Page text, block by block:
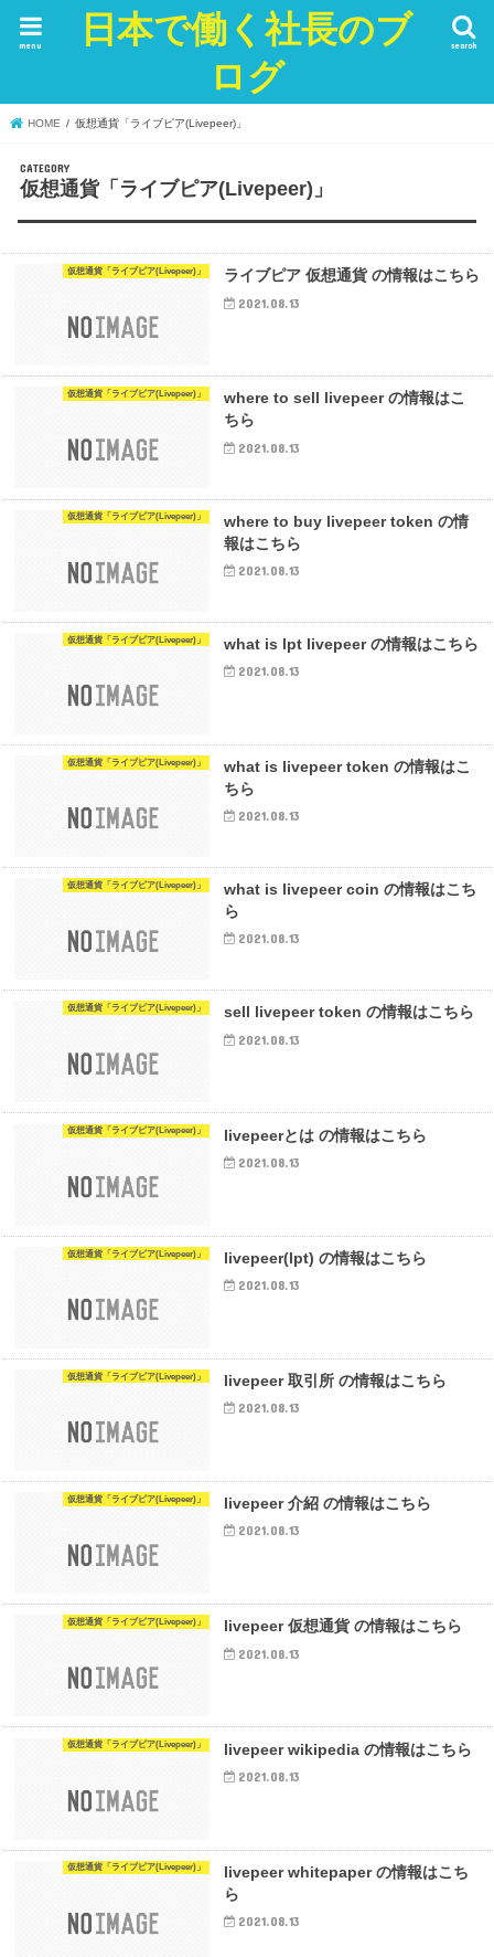
日本で働く社長のブ
ログ
search
menu
HOME 仮想通貨「ライブピア(Livepeer)」
仮想通貨「ライブピア(Livepeer)」
仮想通貨「ライブピア(Livepeer)」 ライブピア 仮想通貨 の情報はこちら
2021.08.13
仮想通貨「ライブピア(Livepeer)」
where to sell livepeer の情報はこ
ちら
2021.08.13
仮想通貨「ライブピア(Livepeer)」
where to buy livepeer token の情
報はこちら
2021.08.13
仮想通貨「ライブピア(Livepeer)」 what is lpt livepeer の情報はこちら
2021.08.13
仮想通貨「ライブピア(Livepeer)」
what is livepeer token の情報はこ
ちら
2021.08.13
仮想通貨「ライブピア(Livepeer)」
what is livepeer coin の情報はこち
ら
2021.08.13
仮想通貨「ライブピア(Livepeer)」 sell livepeer token の情報はこちら
2021.08.13
仮想通貨「ライブピア(Livepeer)」 livepeerとは の情報はこちら
2021.08.13
仮想通貨「ライブピア(Livepeer)」 livepeer(lpt) の情報はこちら
2021.08.13
仮想通貨「ライブピア(Livepeer)」 livepeer 取引所 の情報はこちら
2021.08.13
仮想通貨「ライブピア(Livepeer)」 livepeer 介紹 の情報はこちら
2021.08.13
仮想通貨「ライブピア(Livepeer)」 livepeer 仮想通貨 の情報はこちら
2021.08.13
仮想通貨「ライブピア(Livepeer)」 livepeer wikipedia の情報はこちら
2021.08.13
仮想通貨「ライブピア(Livepeer)」
livepeer whitepaper の情報はこち
ら
2021.08.13